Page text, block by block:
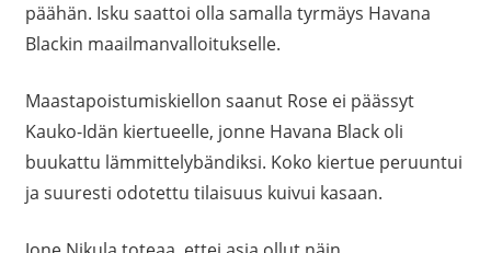
päähän. Isku saattoi olla samalla tyrmäys Havana
Blackin maailmanvalloitukselle.
Maastapoistumiskiellon saanut Rose ei päässyt
Kauko-Idän kiertueelle, jonne Havana Black oli
buukattu lämmittelybändiksi. Koko kiertue peruuntui
ja suuresti odotettu tilaisuus kuivui kasaan.